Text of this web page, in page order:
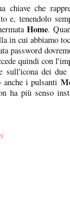
chiave che
e, tenendolo
Home.
in cui abbiamo
password
quindi con
sull'icona dei
i pulsanti
ha più senso